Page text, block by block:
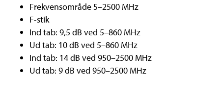
Frekvensområde 5–2500 MHz
F-stik
Ind tab: 9,5 dB ved 5–860 MHz
Ud tab: 10 dB ved 5–860 MHz
Ind tab: 14 dB ved 950–2500 MHz
Ud tab: 9 dB ved 950–2500 MHz